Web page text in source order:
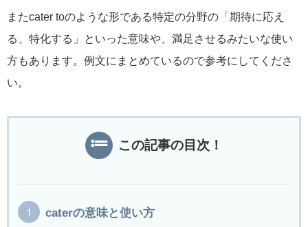
またcater toのような形である特定の分野の「期待に応え
る、特化する」といった意味や、満足させるみたいな使い
方もあります。例文にまとめているので参考にしてくださ
い。
この記事の目次！
caterの意味と使い方